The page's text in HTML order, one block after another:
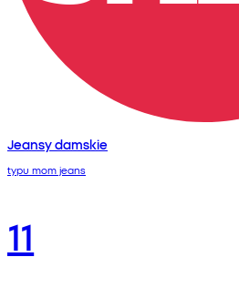
Jeansy damskie
typu mom jeans
11